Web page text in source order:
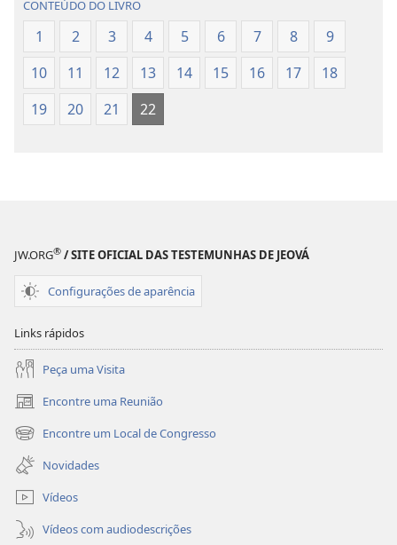
Sagrada
(revisão
Sagrada
(revisão
CONTEÚDO DO LIVRO
1 2 3 4 5 6 7 8
9
10
11 12 13 14 15 16 17
18
19
20 21 22
JW.ORG® / SITE OFICIAL DAS TESTEMUNHAS DE JEOVÁ
Configurações de aparência
Links rápidos
Peça uma Visita
Encontre uma Reunião
(abre
nova
janela)
Encontre um Local de Congresso
(abre
nova
janela)
Novidades
Vídeos
Vídeos com audiodescrições